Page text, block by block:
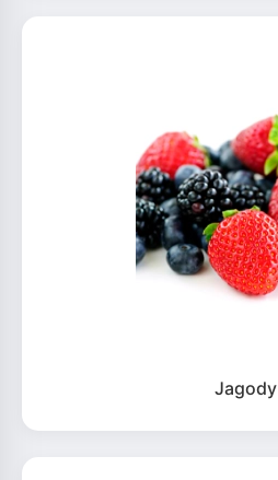
Jagody